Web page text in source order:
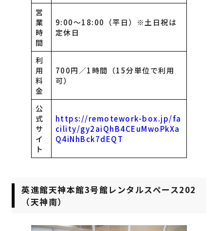
営
業
時
間
9:00〜18:00（平日）※土日祝は
定休日
利
用
料
金
700円／1時間（15分単位で利用
可）
公
式
サ
イ
ト
https://remotework-box.jp/fa
cility/gy2aiQhB4CEuMwoPkXa
Q4iNhBck7dEQT
英進館天神本館3号館レンタルスペース202
（天神南）